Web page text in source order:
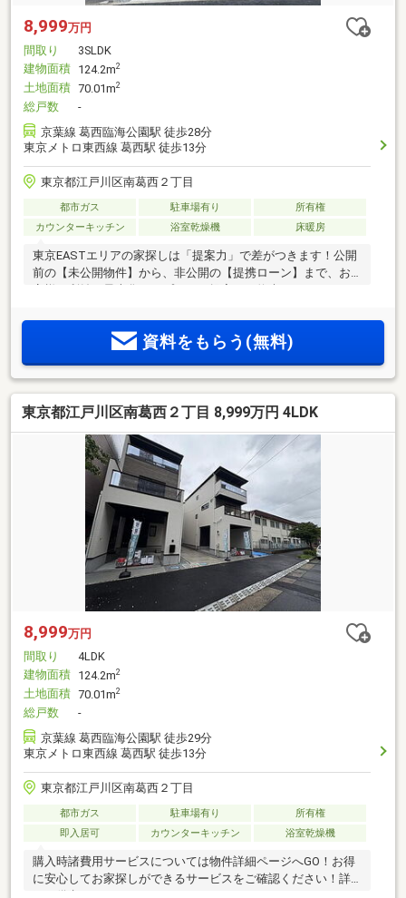
8,999万円
間取り
3SLDK
建物面積 124.2m2
土地面積 70.01m2
総戸数
-
京葉線 葛西臨海公園駅 徒歩28分
東京メトロ東西線 葛西駅 徒歩13分
東京都江戸川区南葛西２丁目
都市ガス 駐車場有り
所有権
カウンターキッチン
浴室乾燥機 床暖房
東京EASTエリアの家探しは「提案力」で差がつきます！公開
前の【未公開物件】から、非公開の【提携ローン】まで、お
資料をもらう(無料)
東京都江戸川区南葛西２丁目 8,999万円 4LDK
8,999万円
間取り
4LDK
建物面積 124.2m2
土地面積 70.01m2
総戸数
-
京葉線 葛西臨海公園駅 徒歩29分
東京メトロ東西線 葛西駅 徒歩13分
東京都江戸川区南葛西２丁目
都市ガス 駐車場有り
所有権
即入居可
カウンターキッチン 浴室乾燥機
購入時諸費用サービスについては物件詳細ページへGO！お得
に安心してお家探しができるサービスをご確認ください！詳